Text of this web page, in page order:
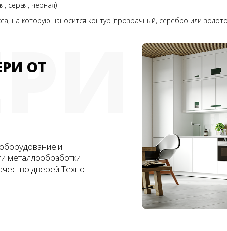
серая, черная)
на которую наносится контур (прозрачный, серебро или
ОТ
и
металлообработки
дверей Техно-